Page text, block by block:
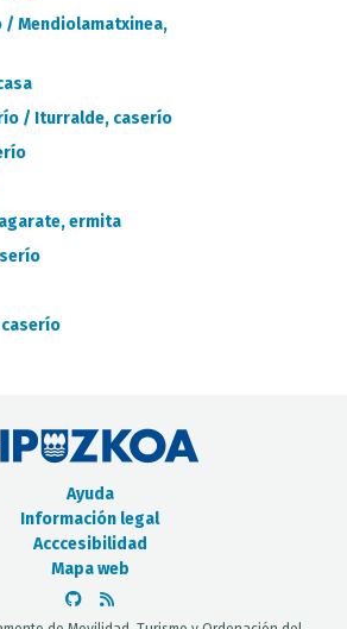
/ Mendiolamatxinea,
/ Iturralde, caserío
ermita
Ayuda
Información legal
Acccesibilidad
Mapa web